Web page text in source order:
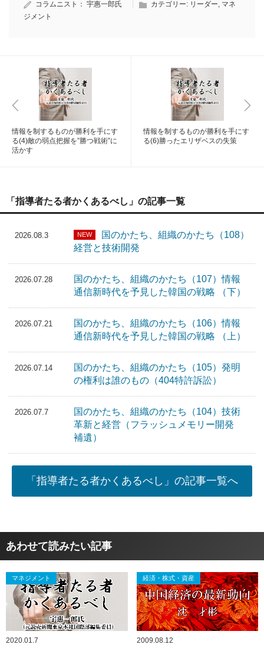
コラムニスト： 宇惠一郎氏 カテゴリー: リーダー, マネ
ジメント
情報を制するものが勝利を手にす
る(4)敵の弱点把握を”勝つ戦術”に
活かす
情報を制するものが勝利を手にす
る(6)勝ったエリザベスの失策
「指導者たる者かくあるべし」の記事一覧
2026.08.3 NEW
国のかたち、組織のかたち（108）
経営と技術開発
2026.07.28
国のかたち、組織のかたち（107）情報
通信新時代を予見した韓国の戦略 （下）
2026.07.21
国のかたち、組織のかたち（106）情報
通信新時代を予見した韓国の戦略 （上）
2026.07.14
国のかたち、組織のかたち（105）発明
の権利は誰のもの（404特許訴訟）
2026.07.7
国のかたち、組織のかたち（104）技術
革新と経営（フラッシュメモリー開発
補遺）
「指導者たる者かくあるべし」の記事一覧へ
あわせて読みたい記事
マネジメント
2020.01.7
経済・株式・資産
2009.08.12